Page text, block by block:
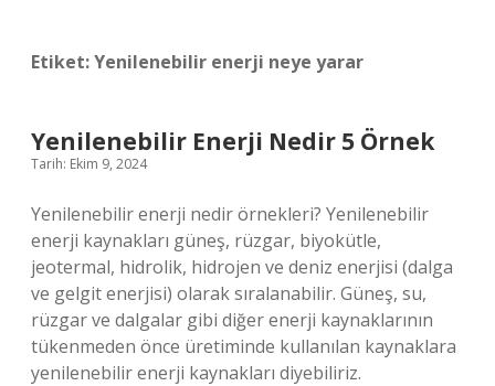
Etiket:Yenilenebilir enerji neye yarar
Yenilenebilir Enerji Nedir 5 Örnek
Tarih: Ekim 9, 2024
Yenilenebilir enerji nedir örnekleri? Yenilenebilir
enerji kaynakları güneş, rüzgar, biyokütle,
jeotermal, hidrolik, hidrojen ve deniz enerjisi (dalga
ve gelgit enerjisi) olarak sıralanabilir. Güneş, su,
rüzgar ve dalgalar gibi diğer enerji kaynaklarının
tükenmeden önce üretiminde kullanılan kaynaklara
yenilenebilir enerji kaynakları diyebiliriz.